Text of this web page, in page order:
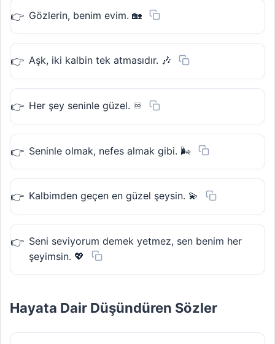
Gözlerin, benim evim. 🏡
Aşk, iki kalbin tek atmasıdır. 🎶
Her şey seninle güzel. ♾️
Seninle olmak, nefes almak gibi. 🌬️
Kalbimden geçen en güzel şeysin. 💫
Seni seviyorum demek yetmez, sen benim her
şeyimsin. 💖
Hayata Dair Düşündüren Sözler